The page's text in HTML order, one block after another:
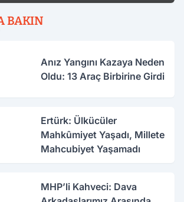
BAKIN
Anız Yangını Kazaya Neden
Oldu: 13 Araç Birbirine Girdi
Ertürk: Ülkücüler
Mahkûmiyet Yaşadı, Millete
Mahcubiyet Yaşamadı
MHP’li Kahveci: Dava